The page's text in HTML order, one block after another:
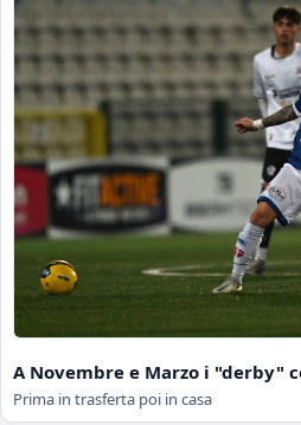
A Novembre e Marzo i "derby"
Prima in trasferta poi in casa